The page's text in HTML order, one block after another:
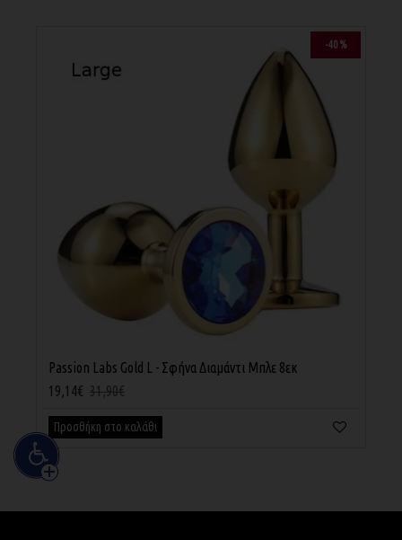
-40 %
Passion Labs Gold L - Σφήνα Διαμάντι Μπλε 8εκ
19,14€ 31,90€
Προσθήκη στο καλάθι